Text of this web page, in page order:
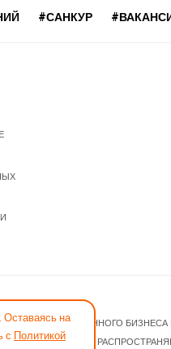
на
с Политикой
#САНКУР
И РЕСТОРАННОГО БИЗНЕСА
ОБЕСПЕЧЕНИЕ,